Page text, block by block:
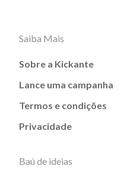
Saiba Mais
Sobre a Kickante
Lance uma campanha
Termos e condições
Privacidade
Baú de ideias